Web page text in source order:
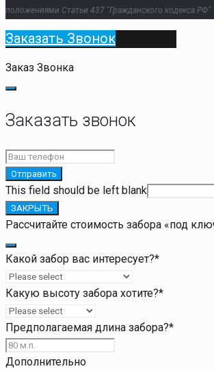
положениями Статьи 437 "Гражданского кодекса РФ"
Заказать Звонок
Заказ Звонка
Заказать звонок
Отправить
This field should be left blank
ЗАКРЫТЬ
Рассчитайте стоимость забора «под
Какой забор вас интересует?*
Какую высоту забора хотите?*
Предполагаемая длина забора?*
Дополнительно